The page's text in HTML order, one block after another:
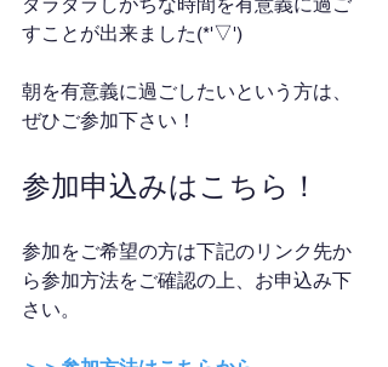
すことが出来ました(*'▽')
朝を有意義に過ごしたいという方は、
ぜひご参加下さい！
参加申込みはこちら！
参加をご希望の方は下記のリンク先か
ら参加方法をご確認の上、お申込み下
さい。